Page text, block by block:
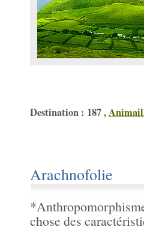
Destination : 187 ,
Arachnofolie
chose des